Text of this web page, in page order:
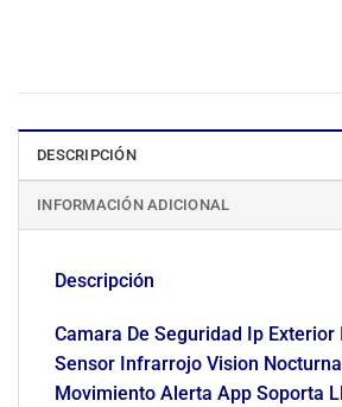
DESCRIPCIÓN
INFORMACIÓN ADICIONAL
Descripción
Camara De Seguridad Ip Exterior
Sensor Infrarrojo Vision
Movimiento Alerta App Soporta